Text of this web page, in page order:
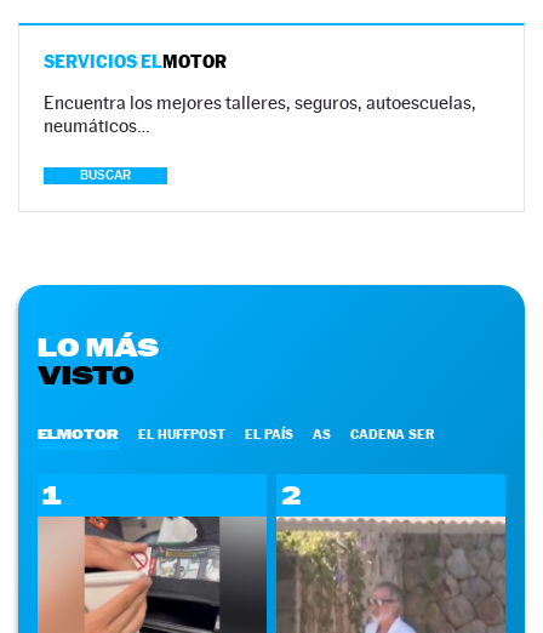
SERVICIOS ELMOTOR
Encuentra los mejores talleres, seguros, autoescuelas,
neumáticos…
BUSCAR
LO MÁS
VISTO
ELMOTOR EL HUFFPOST EL PAÍS AS CADENA SER
1 2